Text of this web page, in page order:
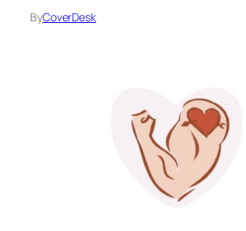
ByCoverDesk